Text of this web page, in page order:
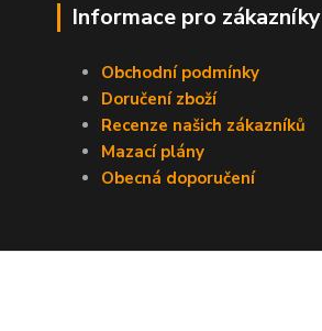
Informace pro zákazníky
Obchodní podmínky
Doručení zboží
Recenze našich zákazníků
Mazací plány
Obecná doporučení